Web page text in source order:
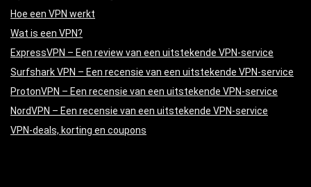
Hoe een VPN werkt
Wat is een VPN?
ExpressVPN – Een review van een uitstekende VPN-service
Surfshark VPN – Een recensie van een uitstekende VPN-service
ProtonVPN – Een recensie van een uitstekende VPN-service
NordVPN – Een recensie van een uitstekende VPN-service
VPN-deals, korting en coupons